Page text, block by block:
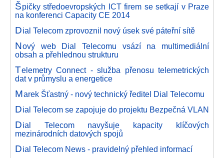
Špičky středoevropských ICT firem se setkají v Praze
na konferenci Capacity CE 2014
Dial Telecom zprovoznil nový úsek své páteřní sítě
Nový web Dial Telecomu vsází na multimediální
obsah a přehlednou strukturu
Telemetry Connect - služba přenosu telemetrických
dat v průmyslu a energetice
Marek Šťastný - nový technický ředitel Dial Telecomu
Dial Telecom se zapojuje do projektu Bezpečná VLAN
Dial Telecom navyšuje kapacity klíčových
mezinárodních datových spojů
Dial Telecom News - pravidelný přehled informací